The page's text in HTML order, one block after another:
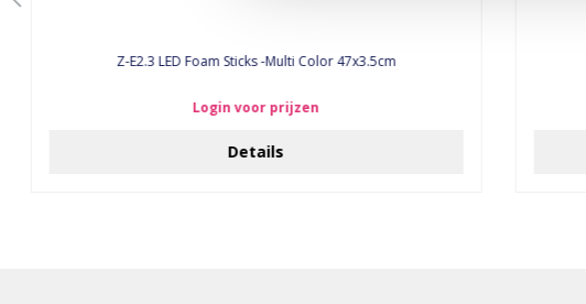
Z-E2.3 LED Foam Sticks -Multi Color 47x3.5cm
Login voor prijzen
Details